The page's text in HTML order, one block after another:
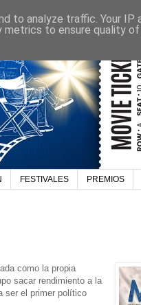
FESTIVALES PREMIOS
como la propia
sacar rendimiento a la
ser el primer político
to analyze traffic. Your IP
to ensure quality